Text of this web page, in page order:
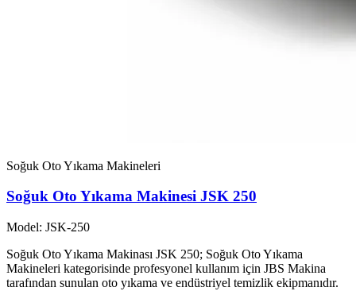
Soğuk Oto Yıkama Makineleri
Soğuk Oto Yıkama Makinesi JSK 250
Model: JSK-250
Soğuk Oto Yıkama Makinası JSK 250; Soğuk Oto Yıkama
Makineleri kategorisinde profesyonel kullanım için JBS Makina
tarafından sunulan oto yıkama ve endüstriyel temizlik ekipmanıdır.